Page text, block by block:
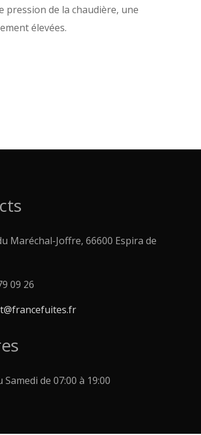
pression de la chaudière, une
élevées.
Maréchal-Joffre, 66600 Espira de
09 26
de 07:00 à 19:00